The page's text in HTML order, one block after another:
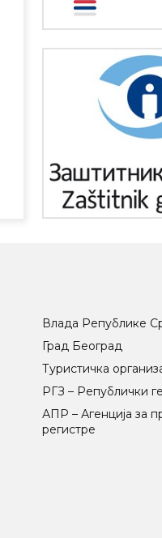
Влада Републике
Град Београд
Туристичка
РГЗ – Републички
АПР – Агенција за
регистре